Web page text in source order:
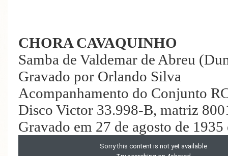
CHORA CAVAQUINHO
Samba de Valdemar de Abreu
Gravado por Orlando Silva
Acompanhamento do Conjunto
Disco Victor 33.998-B, matriz
Gravado em 27 de agosto de